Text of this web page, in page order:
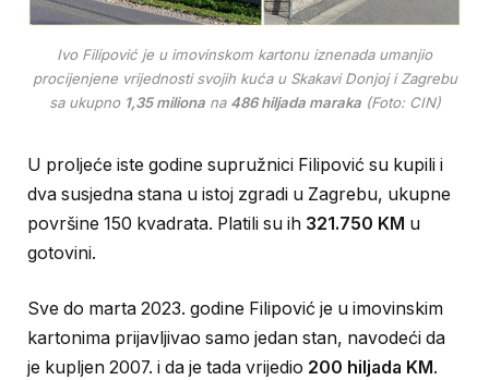
Ivo Filipović je u imovinskom kartonu iznenada umanjio
procijenjene vrijednosti svojih kuća u Skakavi Donjoj i Zagrebu
sa ukupno 1,35 milionana 486 hiljada maraka(Foto: CIN)
U proljeće iste godine supružnici Filipović su kupili i
dva susjedna stana u istoj zgradi u Zagrebu, ukupne
površine 150 kvadrata. Platili su ih 321.750 KM u
gotovini.
Sve do marta 2023. godine Filipović je u imovinskim
kartonima prijavljivao samo jedan stan, navodeći da
je kupljen 2007. i da je tada vrijedio 200 hiljada KM.